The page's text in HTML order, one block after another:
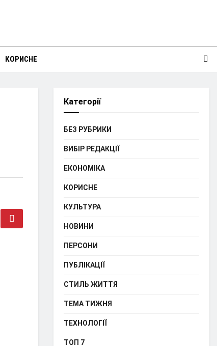
КОРИСНЕ
Категорії
БЕЗ РУБРИКИ
ВИБІР РЕДАКЦІЇ
ЕКОНОМІКА
КОРИСНЕ
КУЛЬТУРА
НОВИНИ
ПЕРСОНИ
ПУБЛІКАЦІЇ
СТИЛЬ ЖИТТЯ
ТЕМА ТИЖНЯ
ТЕХНОЛОГІЇ
ТОП 7